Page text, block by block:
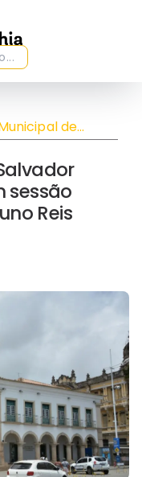
de
de Bruno
sessão
Reis